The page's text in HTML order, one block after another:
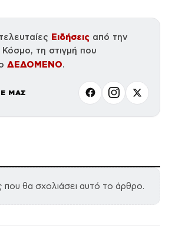
Ειδήσεις από την
τη στιγμή που
ΔΕΔΟΜΕΝΟ.
ΜΑΣ
που θα σχολιάσει αυτό το άρθρο.